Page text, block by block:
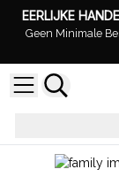
EERLIJKE
Geen Minimale